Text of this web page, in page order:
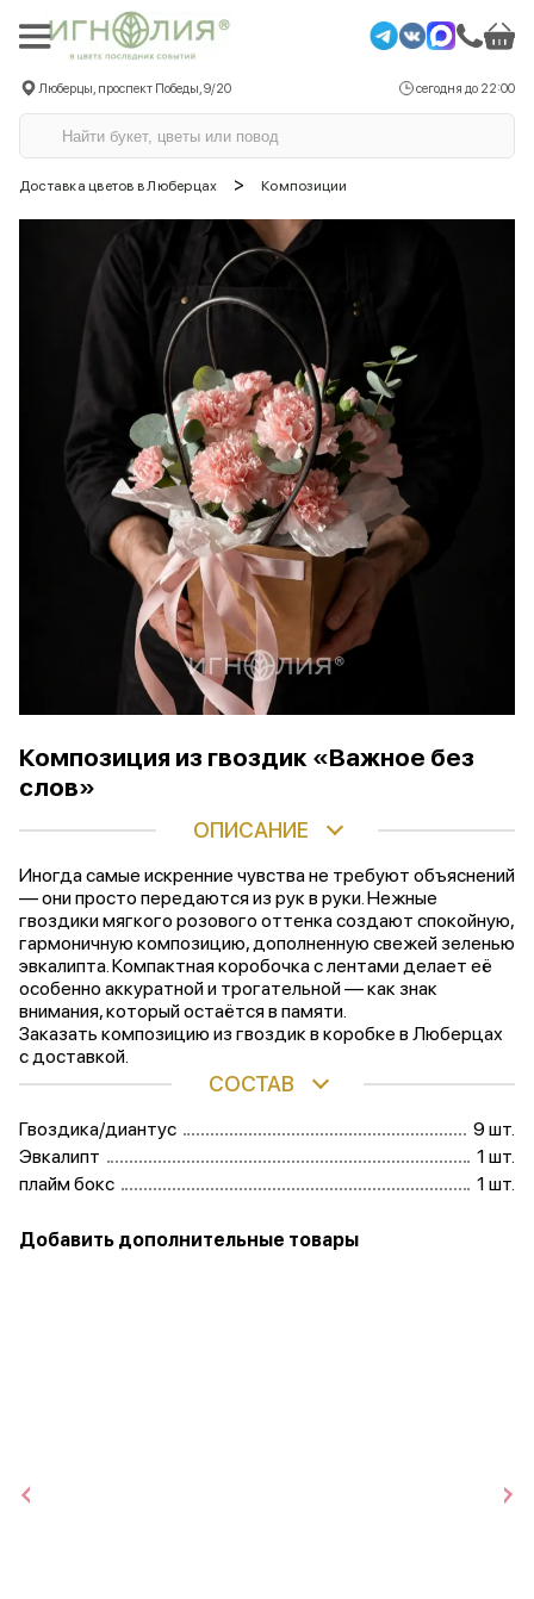
Люберцы, проспект Победы, 9/20 сегодня до 22:00
Доставка цветов в Люберцах > Композиции
Композиция из гвоздик «Важное без
слов»
ОПИСАНИЕ
Иногда самые искренние чувства не требуют объяснений
— они просто передаются из рук в руки. Нежные
гвоздики мягкого розового оттенка создают спокойную,
гармоничную композицию, дополненную свежей зеленью
эвкалипта. Компактная коробочка с лентами делает её
особенно аккуратной и трогательной — как знак
внимания, который остаётся в памяти.
Заказать композицию из гвоздик в коробке в Люберцах
с доставкой.
СОСТАВ
Гвоздика/диантус
9 шт.
Эвкалипт
1 шт.
плайм бокс
1 шт.
Добавить дополнительные товары